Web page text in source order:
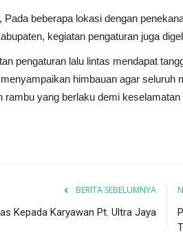
Pada beberapa lokasi dengan
kegiatan pengaturan juga
pengaturan lalu lintas mendapat
himbauan agar
rambu yang berlaku demi
BERITA SEBELUMNYA
Kepada Karyawan Pt. Ultra Jaya